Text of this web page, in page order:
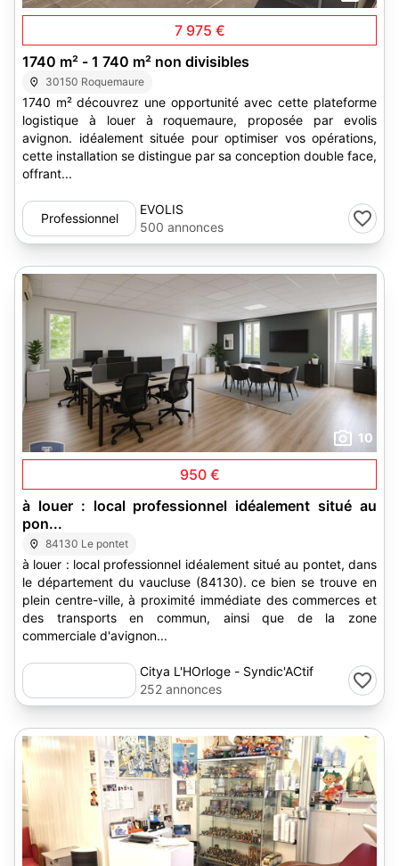
7 975 €
1740 m² - 1 740 m² non divisibles
30150 Roquemaure
1740 m² découvrez une opportunité avec cette plateforme
logistique à louer à roquemaure, proposée par evolis
avignon. idéalement située pour optimiser vos opérations,
cette installation se distingue par sa conception double face,
offrant...
Professionnel
EVOLIS
500 annonces
10
950 €
à louer : local professionnel idéalement situé au
pon...
84130 Le pontet
à louer : local professionnel idéalement situé au pontet, dans
le département du vaucluse (84130). ce bien se trouve en
plein centre-ville, à proximité immédiate des commerces et
des transports en commun, ainsi que de la zone
commerciale d'avignon...
Citya L'HOrloge - Syndic'ACtif
252 annonces